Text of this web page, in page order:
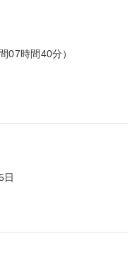
07時間40分）
日